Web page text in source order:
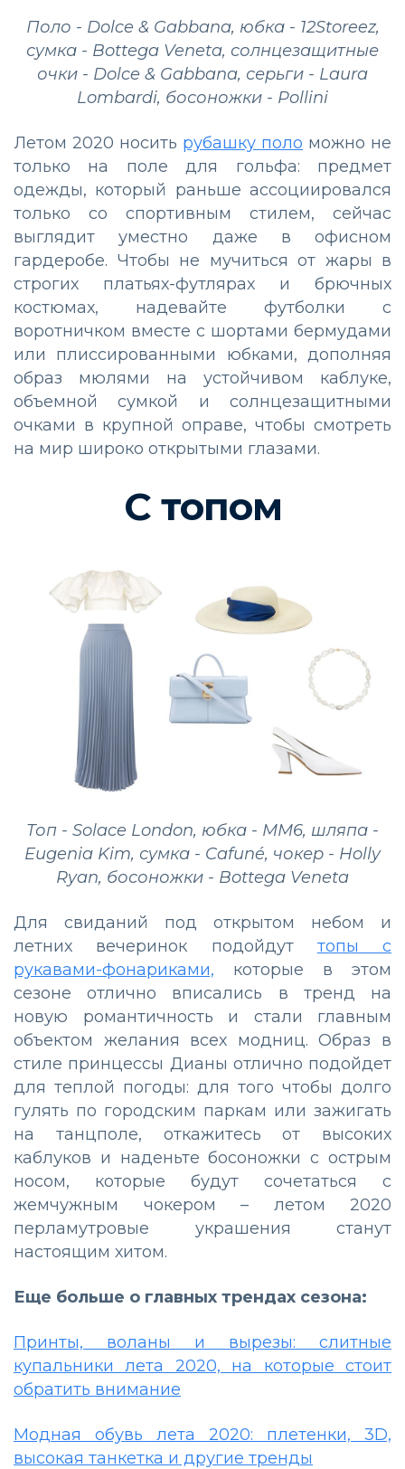
Поло - Dolce & Gabbana, юбка - 12Storeez,
сумка - Bottega Veneta, солнцезащитные
очки - Dolce & Gabbana, серьги - Laura
Lombardi, босоножки - Pollini
Летом 2020 носить рубашку поло можно не
только на поле для гольфа: предмет
одежды, который раньше ассоциировался
только со спортивным стилем, сейчас
выглядит уместно даже в офисном
гардеробе. Чтобы не мучиться от жары в
строгих платьях-футлярах и брючных
костюмах, надевайте футболки с
воротничком вместе с шортами бермудами
или плиссированными юбками, дополняя
образ мюлями на устойчивом каблуке,
объемной сумкой и солнцезащитными
очками в крупной оправе, чтобы смотреть
на мир широко открытыми глазами.
С топом
Топ - Solace London, юбка - MM6, шляпа -
Eugenia Kim, сумка - Cafuné, чокер - Holly
Ryan, босоножки - Bottega Veneta
Для свиданий под открытом небом и
летних вечеринок подойдут топы с
рукавами-фонариками, которые в этом
сезоне отлично вписались в тренд на
новую романтичность и стали главным
объектом желания всех модниц. Образ в
стиле принцессы Дианы отлично подойдет
для теплой погоды: для того чтобы долго
гулять по городским паркам или зажигать
на танцполе, откажитесь от высоких
каблуков и наденьте босоножки с острым
носом, которые будут сочетаться с
жемчужным чокером – летом 2020
перламутровые украшения станут
настоящим хитом.
Еще больше о главных трендах сезона:
Принты, воланы и вырезы: слитные
купальники лета 2020, на которые стоит
обратить внимание
Модная обувь лета 2020: плетенки, 3D,
высокая танкетка и другие тренды